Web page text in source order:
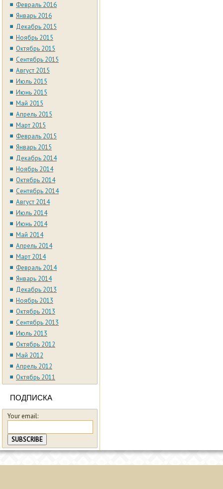
Февраль 2016
Январь 2016
Декабрь 2015
Ноябрь 2015
Октябрь 2015
Сентябрь 2015
Август 2015
Июль 2015
Июнь 2015
Май 2015
Апрель 2015
Март 2015
Февраль 2015
Январь 2015
Декабрь 2014
Ноябрь 2014
Октябрь 2014
Сентябрь 2014
Август 2014
Июль 2014
Июнь 2014
Май 2014
Апрель 2014
Март 2014
Февраль 2014
Январь 2014
Декабрь 2013
Ноябрь 2013
Октябрь 2013
Сентябрь 2013
Июль 2013
Октябрь 2012
Май 2012
Апрель 2012
Октябрь 2011
ПОДПИСКА
Your email: